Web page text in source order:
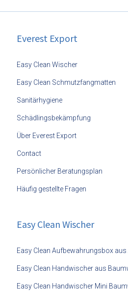
Everest Export
Easy Clean Wischer
Easy Clean Schmutzfangmatten
Sanitärhygiene
Schädlingsbekämpfung
Über Everest Export
Contact
Persönlicher Beratungsplan
Häufig gestellte Fragen
Easy Clean Wischer
Easy Clean Aufbewahrungsbox
Easy Clean Handwischer aus
Easy Clean Handwischer Mini